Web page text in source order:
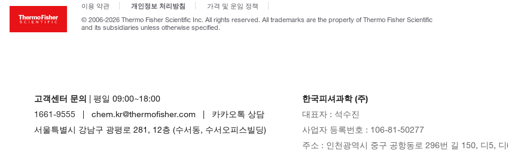
이용 약관 개인정보 처리방침
가격 및 운임 정책
© 2006-2026 Thermo Fisher Scientific Inc. All rights reserved. All trademarks are the property of Thermo Fisher Scientific
and its subsidiaries unless otherwise specified.
고객센터 문의 | 평일 09:00~18:00
1661-9555 | chem.kr@thermofisher.com | 카카오톡 상담
서울특별시 강남구 광평로 281, 12층 (수서동, 수서오피스빌딩)
한국피셔과학 (주)
대표자 : 석수진
사업자 등록번호 : 106-81-50277
주소 : 인천광역시 중구 공항동로 296번 길 150, 디5,